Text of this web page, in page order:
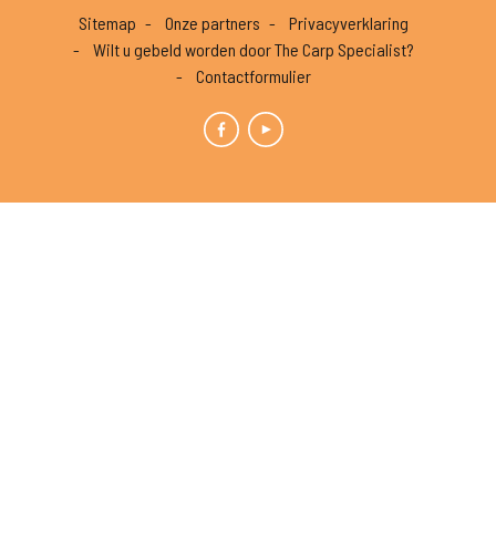
Sitemap Onze partners
Privacyverklaring
Wilt u gebeld worden door The Carp Specialist?
Contactformulier